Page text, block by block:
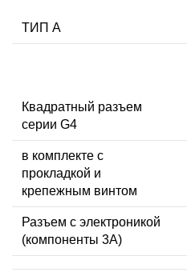
ТИП А
Квадратный разъем
серии G4
в комплекте с
прокладкой и
крепежным винтом
Разъем с электроникой
(компоненты 3A)